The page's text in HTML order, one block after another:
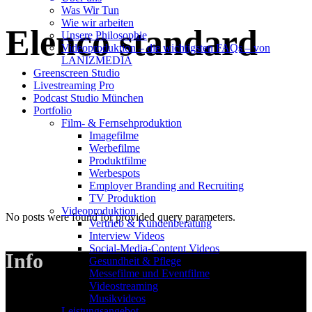
Was Wir Tun
Wie wir arbeiten
Unsere Philosophie
Videoproduktion – die wichtigsten FAQs – von
LANIZMEDIA
Greenscreen Studio
Livestreaming Pro
Podcast Studio München
Portfolio
Film- & Fernsehproduktion
Imagefilme
Werbefilme
Produktfilme
Werbespots
Employer Branding and Recruiting
TV Produktion
Videoproduktion
Vertrieb & Kundenberatung
Interview Videos
Social-Media-Content Videos
Gesundheit & Pflege
Mes­se­filme und Eventfilme
Video­strea­ming
Musikvideos
Elenco standard
No posts were found for provided query parameters.
Info
LANIZMEDIA GmbH